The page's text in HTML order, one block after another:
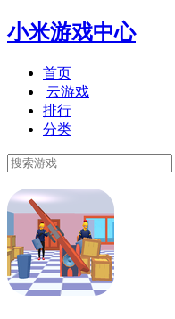
小米游戏中心
首页
云游戏
排行
分类